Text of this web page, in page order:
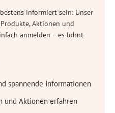
informiert sein: Unser
Aktionen und
anmelden – es lohnt
spannende Informationen
und Aktionen erfahren